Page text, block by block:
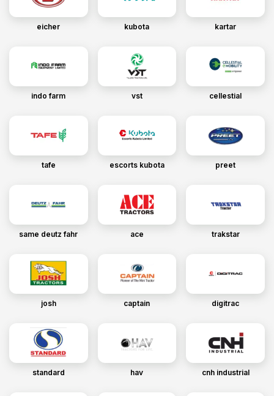
eicher kubota kartar
indo farm vst cellestial
tafe escorts kubota preet
same deutz fahr ace trakstar
josh captain digitrac
standard hav cnh industrial